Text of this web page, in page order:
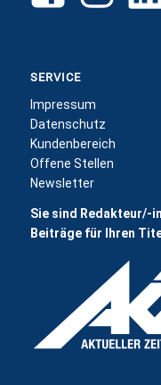
SERVICE
Impressum
Datenschutz
Kundenbereich
Offene Stellen
Newsletter
Sie sind Redakteur/-
Beiträge für Ihren